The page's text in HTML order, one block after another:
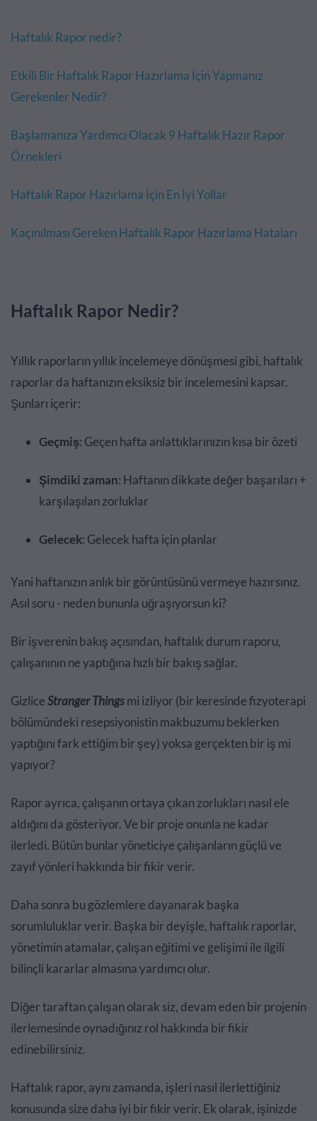
Haftalık Rapor nedir?
Etkili Bir Haftalık Rapor Hazırlama İçin Yapmanız
Gerekenler Nedir?
Başlamanıza Yardımcı Olacak 9 Haftalık Hazır Rapor
Örnekleri
Haftalık Rapor Hazırlama İçin En İyi Yollar
Kaçınılması Gereken Haftalık Rapor Hazırlama Hataları
Haftalık Rapor Nedir?
Yıllık raporların yıllık incelemeye dönüşmesi gibi, haftalık
raporlar da haftanızın eksiksiz bir incelemesini kapsar.
Şunları içerir:
Geçmiş: Geçen hafta anlattıklarınızın kısa bir özeti
Şimdiki zaman: Haftanın dikkate değer başarıları +
karşılaşılan zorluklar
Gelecek: Gelecek hafta için planlar
Yani haftanızın anlık bir görüntüsünü vermeye hazırsınız.
Asıl soru - neden bununla uğraşıyorsun ki?
Bir işverenin bakış açısından, haftalık durum raporu,
çalışanının ne yaptığına hızlı bir bakış sağlar.
GizliceStranger Thingsmi izliyor (bir keresinde fizyoterapi
bölümündeki resepsiyonistin makbuzumu beklerken
yaptığını fark ettiğim bir şey) yoksa gerçekten bir iş mi
yapıyor?
Rapor ayrıca, çalışanın ortaya çıkan zorlukları nasıl ele
aldığını da gösteriyor. Ve bir proje onunla ne kadar
ilerledi. Bütün bunlar yöneticiye çalışanların güçlü ve
zayıf yönleri hakkında bir fikir verir.
Daha sonra bu gözlemlere dayanarak başka
sorumluluklar verir. Başka bir deyişle, haftalık raporlar,
yönetimin atamalar, çalışan eğitimi ve gelişimi ile ilgili
bilinçli kararlar almasına yardımcı olur.
Diğer taraftan çalışan olarak siz, devam eden bir projenin
ilerlemesinde oynadığınız rol hakkında bir fikir
edinebilirsiniz.
Haftalık rapor, aynı zamanda, işleri nasıl ilerlettiğiniz
konusunda size daha iyi bir fikir verir. Ek olarak, işinizde